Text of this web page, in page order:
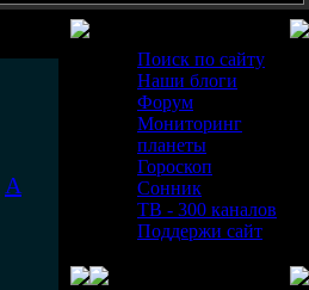
A
Поиск по сайту
Наши блоги
Форум
Мониторинг
планеты
Гороскоп
Сонник
ТВ - 300 каналов
Поддержи сайт